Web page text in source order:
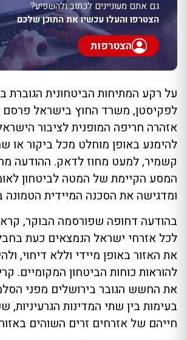
גם אתם מעוניינים לכתוב ולהשפיע?
הצטרפו והעלו עכשיו את התוכן שלכם
הצטרפות
על רקע המתיחות הביטחונית הגוברת
לפקיסטן, משרד החוץ בישראל פרסם
אזהרה חריפה המופנית לציבור
להימנע באופן מוחלט מכל ביקור או
קשמיר, למעט מחוז לדאק. ההודעה
המסע הקיימת של המטה לביטחון
ומדגישה את הסכנה המיידית הטמונה
בהודעה דחופה שפורסמה הבוקר,
לכל אזרחי ישראל הנמצאים כעת
את האזור באופן מיידי וללא דיחוי,
להוראות כוחות הביטחון המקומיים.
את החשש הגובר בירושלים מפני
בעימות בין שתי המדינות הגרעיניות,
חייהם של אזרחים זרים השוהים